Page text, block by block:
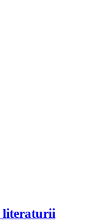
literaturii